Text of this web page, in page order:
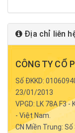
Địa chỉ liên
CÔNG TY CỔ
Số ĐKKD:
23/01/2013
VPGD: LK 78A F3
- Việt Nam.
CN Miền Trung: